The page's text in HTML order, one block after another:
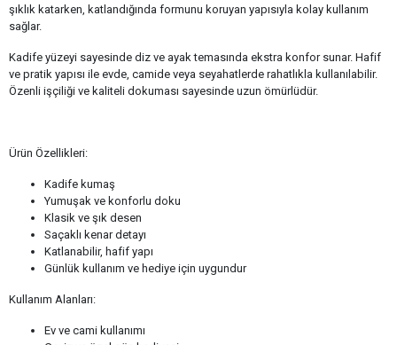
şıklık katarken, katlandığında formunu koruyan yapısıyla kolay kullanım
sağlar.
Kadife yüzeyi sayesinde diz ve ayak temasında ekstra konfor sunar. Hafif
ve pratik yapısı ile evde, camide veya seyahatlerde rahatlıkla kullanılabilir.
Özenli işçiliği ve kaliteli dokuması sayesinde uzun ömürlüdür.
Ürün Özellikleri:
Kadife kumaş
Yumuşak ve konforlu doku
Klasik ve şık desen
Saçaklı kenar detayı
Katlanabilir, hafif yapı
Günlük kullanım ve hediye için uygundur
Kullanım Alanları:
Ev ve cami kullanımı